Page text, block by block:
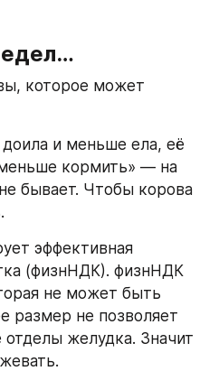
которое может
и меньше ела, её
кормить» — на
бывает. Чтобы корова
эффективная
(физнНДК). физнНДК
не может быть
размер не позволяет
желудка. Значит